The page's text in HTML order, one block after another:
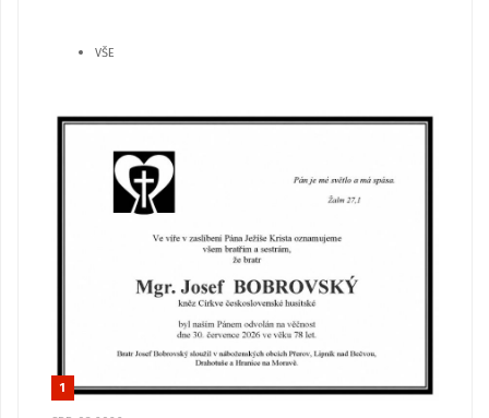
VŠE
1